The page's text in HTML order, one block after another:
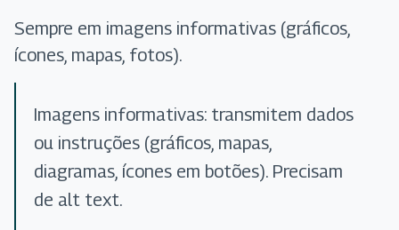
Sempre em imagens informativas (gráficos,
ícones, mapas, fotos).
Imagens informativas: transmitem dados
ou instruções (gráficos, mapas,
diagramas, ícones em botões). Precisam
de alt text.